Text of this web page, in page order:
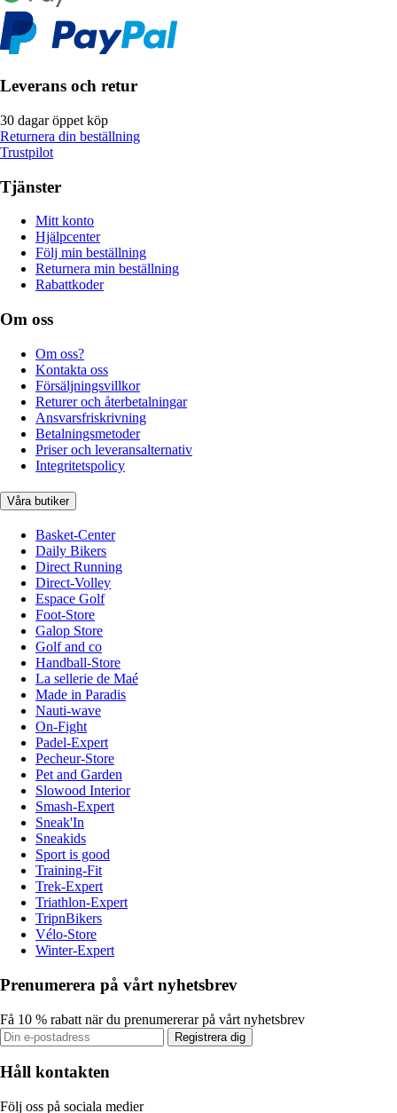
Leverans och retur
30 dagar öppet köp
Returnera din beställning
Trustpilot
Tjänster
Mitt konto
Hjälpcenter
Följ min beställning
Returnera min beställning
Rabattkoder
Om oss
Om oss?
Kontakta oss
Försäljningsvillkor
Returer och återbetalningar
Ansvarsfriskrivning
Betalningsmetoder
Priser och leveransalternativ
Integritetspolicy
Våra butiker
Basket-Center
Daily Bikers
Direct Running
Direct-Volley
Espace Golf
Foot-Store
Galop Store
Golf and co
Handball-Store
La sellerie de Maé
Made in Paradis
Nauti-wave
On-Fight
Padel-Expert
Pecheur-Store
Pet and Garden
Slowood Interior
Smash-Expert
Sneak'In
Sneakids
Sport is good
Training-Fit
Trek-Expert
Triathlon-Expert
TripnBikers
Vélo-Store
Winter-Expert
Prenumerera på vårt nyhetsbrev
Få 10 % rabatt när du prenumererar på vårt nyhetsbrev
Registrera dig
Håll kontakten
Följ oss på sociala medier